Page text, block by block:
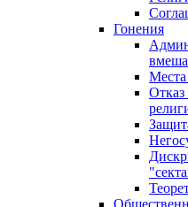
Гонения
Отказ